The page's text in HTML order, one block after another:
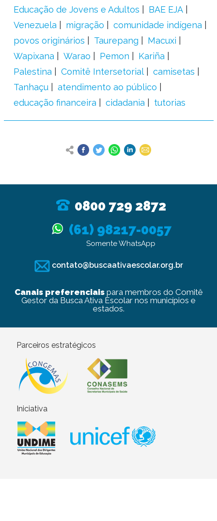
Educação de Jovens e Adultos
BAE EJA
Venezuela
migração
comunidade indígena
povos originários
Taurepang
Macuxi
Wapixana
Warao Pemon
Kariña
Palestina
Comitê Intersetorial
camisetas
Tanhaçu
atendimento ao público
educação financeira
cidadania tutorias
0800 729 2872
(61) 98217-0057
Somente WhatsApp
contato@buscaativaescolar.org.br
Canais preferenciaispara membros do Comitê
Gestor da Busca Ativa Escolar nos municípios e
estados.
Parceiros estratégicos
Iniciativa